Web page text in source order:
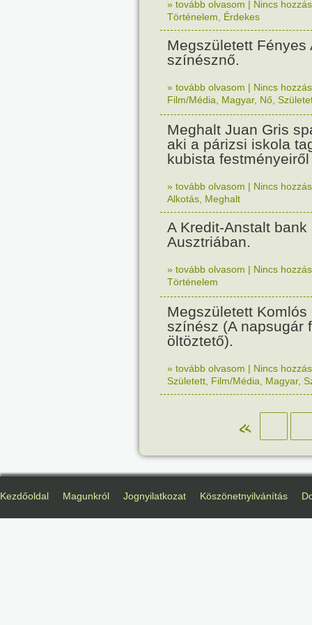
» tovább olvasom | Nincs
Történelem
Érdekes
Megszületett Fényes
színésznő.
» tovább olvasom | Nincs
Film/Média
Magyar, Nő
Meghalt Juan Gris
aki a párizsi iskola
kubista
» tovább olvasom | Nincs
Alkotás Meghalt
A Kredit-Anstalt bank
Ausztriában.
» tovább olvasom | Nincs
Történelem
Megszületett Komlós
színész (A napsugár
öltöztető).
» tovább olvasom | Nincs
Született Film/Média Magyar,
«
Kezdőoldal Magunkról Jognyilatkozat Köszönetnyilvánítás